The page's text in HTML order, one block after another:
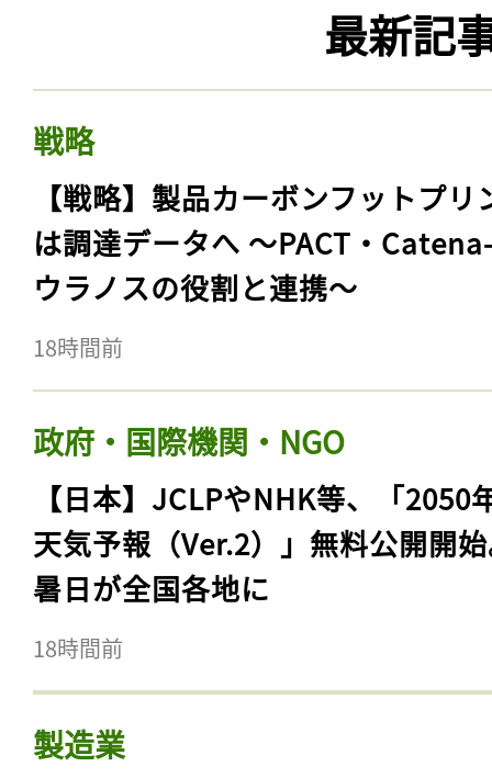
最新記
戦略
【戦略】製品カーボンフットプリ
は調達データへ 〜PACT・
ウラノスの役割と連携〜
18時間前
政府・国際機関・NGO
【日本】JCLPやNHK等、「2050
天気予報（Ver.2）」無料公開開
暑日が全国各地に
18時間前
製造業